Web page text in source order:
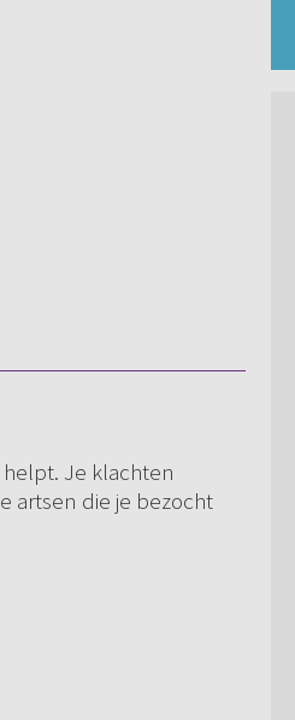
Je klachten
artsen die je bezocht